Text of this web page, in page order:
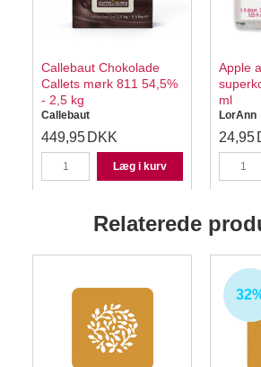
Callebaut Chokolade
Callets mørk 811 54,5%
- 2,5 kg
Callebaut
449,95 DKK
Læg i kurv
Apple
ml
LorAnn
24,95
Relaterede